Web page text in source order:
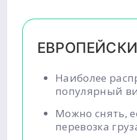
Наиболее
популярный
Можно снять,
перевозка